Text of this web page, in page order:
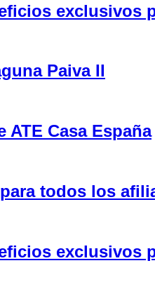
exclusivos
Paiva II
Casa España
todos los
exclusivos